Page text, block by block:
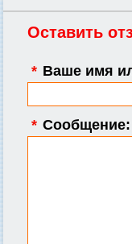
Оставить
* Ваше имя
* Сообщение: